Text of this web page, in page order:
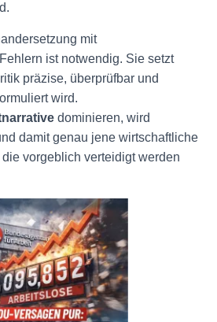
mit
ist notwendig. Sie setzt
präzise, überprüfbar und
wird.
dominieren, wird
damit genau jene wirtschaftliche
vorgeblich verteidigt werden